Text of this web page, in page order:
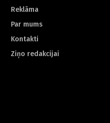
Reklāma
Par mums
Kontakti
Ziņo redakcijai